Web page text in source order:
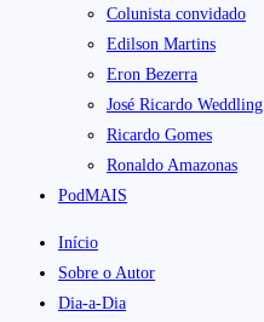
Colunista convidado
Edilson Martins
Eron Bezerra
José Ricardo Weddling
Ricardo Gomes
Ronaldo Amazonas
PodMAIS
Início
Sobre o Autor
Dia-a-Dia